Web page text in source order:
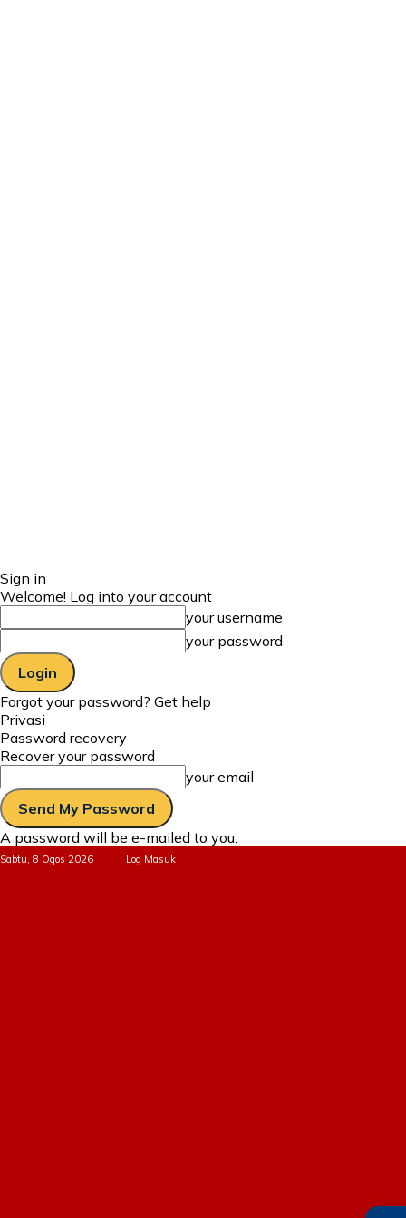
Sign in
Welcome! Log into your account
your username
your password
Forgot your password? Get help
Privasi
Password recovery
Recover your password
your email
A password will be e-mailed to you.
Sabtu, 8 Ogos 2026 Log Masuk